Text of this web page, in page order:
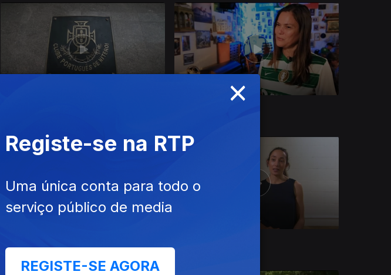
×
Registe-se na RTP
Uma única conta para todo o
serviço público de media
REGISTE-SE AGORA